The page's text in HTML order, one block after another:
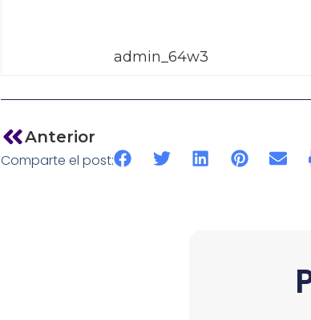
admin_64w3
Anterior
Comparte el post: